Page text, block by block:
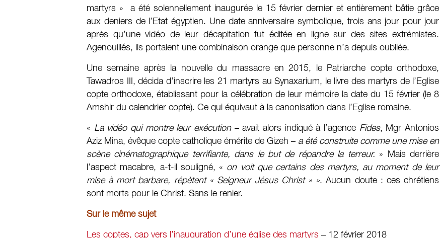
martyrs » a été solennellement inaugurée le 15 février dernier et entièrement bâtie grâce
aux deniers de l’Etat égyptien. Une date anniversaire symbolique, trois ans jour pour jour
après qu’une vidéo de leur décapitation fut éditée en ligne sur des sites extrémistes.
Agenouillés, ils portaient une combinaison orange que personne n’a depuis oubliée.
Une semaine après la nouvelle du massacre en 2015, le Patriarche copte orthodoxe,
Tawadros III, décida d’inscrire les 21 martyrs au Synaxarium, le livre des martyrs de l’Eglise
copte orthodoxe, établissant pour la célébration de leur mémoire la date du 15 février (le 8
Amshir du calendrier copte). Ce qui équivaut à la canonisation dans l’Eglise romaine.
« La vidéo qui montre leur exécution– avait alors indiqué à l’agence Fides, Mgr Antonios
Aziz Mina, évêque copte catholique émérite de Gizeh – a été construite comme une mise en
scène cinématographique terrifiante, dans le but de répandre la terreur. » Mais derrière
l’aspect macabre, a-t-il souligné, « on voit que certains des martyrs, au moment de leur
mise à mort barbare, répètent « Seigneur Jésus Christ » ». Aucun doute : ces chrétiens
sont morts pour le Christ. Sans le renier.
Sur le même sujet
Les coptes, cap vers l’inauguration d’une église des martyrs – 12 février 2018